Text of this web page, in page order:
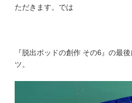
ただきます。では
『脱出ポッドの創作 その6』の最
ツ。